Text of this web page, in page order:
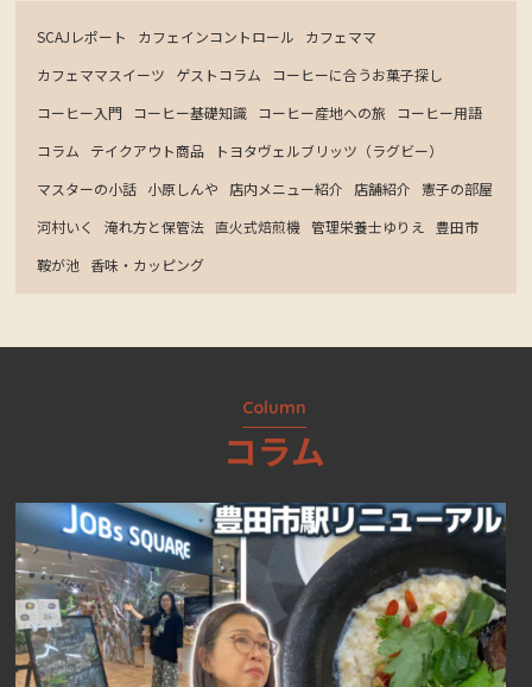
SCAJレポート カフェインコントロール
カフェママ
カフェママスイーツ
ゲストコラム
コーヒーに合うお菓子探し
コーヒー入門 コーヒー基礎知識 コーヒー産地への旅
コーヒー用語
コラム
テイクアウト商品
トヨタヴェルブリッツ（ラグビー）
マスターの小話 小原しんや 店内メニュー紹介 店舗紹介 憲子の部屋
河村いく
淹れ方と保管法 直火式焙煎機 管理栄養士ゆりえ
豊田市
鞍が池 香味・カッピング
Column
コラム